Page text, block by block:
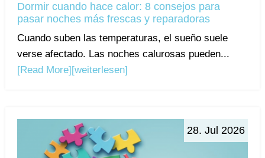
Dormir cuando hace calor: 8 consejos para
pasar noches más frescas y reparadoras
Cuando suben las temperaturas, el sueño suele
verse afectado. Las noches calurosas pueden...
[Read More] [weiterlesen]
28. Jul 2026